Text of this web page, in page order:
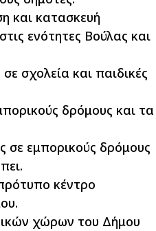
και κατασκευή
ενότητες Βούλας και
σχολεία και παιδικές
δρόμους και τα
σε εμπορικούς δρόμους
κέντρο
χώρων του Δήμου